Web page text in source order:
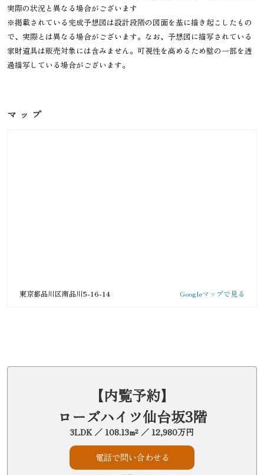
実際の状況と異なる場合がございます
※掲載されている完成予想図は設計段階の図面を基に描き起こしたもの
で、実際とは異なる場合がございます。なお、予想図に描写されている
家財道具は販売対象には含みません。可視性を高めるため壁の一部を透
過描写している場合がございます。
マップ
東京都品川区南品川5-16-14 Googleマップで見る
【内覧予約】
ローズハイツ仙台坂3階
3LDK ／ 108.13m² ／ 12,980万円
電話で問い合わせる